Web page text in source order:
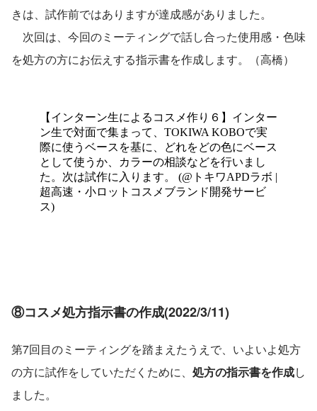
きは、試作前ではありますが達成感がありました。
次回は、今回のミーティングで話し合った使用感・色味
を処方の方にお伝えする指示書を作成します。（高橋）
⑧コスメ処方指示書の作成(2022/3/11)
第7回目のミーティングを踏まえたうえで、いよいよ処方
の方に試作をしていただくために、 処方の指示書を作成し
ました。